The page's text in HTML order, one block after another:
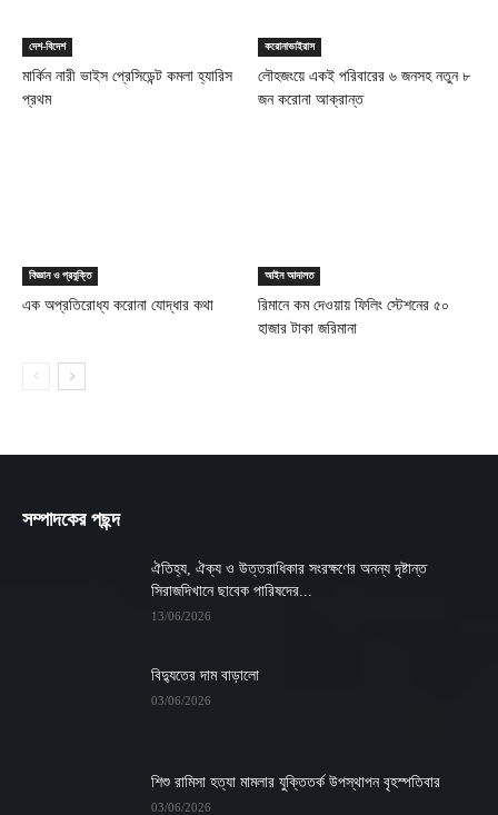
দেশ-বিদেশ
মার্কিন নারী ভাইস প্রেসিডেন্ট কমলা হ্যারিস
প্রথম
করোনাভাইরাস
লৌহজংয়ে একই পরিবারের ৬ জনসহ নতুন ৮
জন করোনা আক্রান্ত
বিজ্ঞান ও প্রযুক্তি
এক অপ্রতিরোধ্য করোনা যোদ্ধার কথা
আইন আদালত
রিমানে কম দেওয়ায় ফিলিং স্টেশনের ৫০
হাজার টাকা জরিমানা
সম্পাদকের পছন্দ
ঐতিহ্য, ঐক্য ও উত্তরাধিকার সংরক্ষণের অনন্য দৃষ্টান্ত
সিরাজদিখানে ছাবেক পারিষদের...
13/06/2026
বিদ্যুতের দাম বাড়ালো
03/06/2026
শিশু রামিসা হত্যা মামলার যুক্তিতর্ক উপস্থাপন বৃহস্পতিবার
03/06/2026